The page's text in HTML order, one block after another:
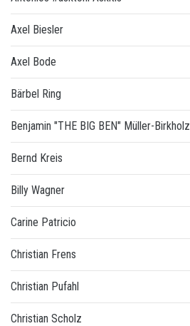
Axel Biesler
Axel Bode
Bärbel Ring
Benjamin "THE BIG BEN" Müller-Birkholz
Bernd Kreis
Billy Wagner
Carine Patricio
Christian Frens
Christian Pufahl
Christian Scholz